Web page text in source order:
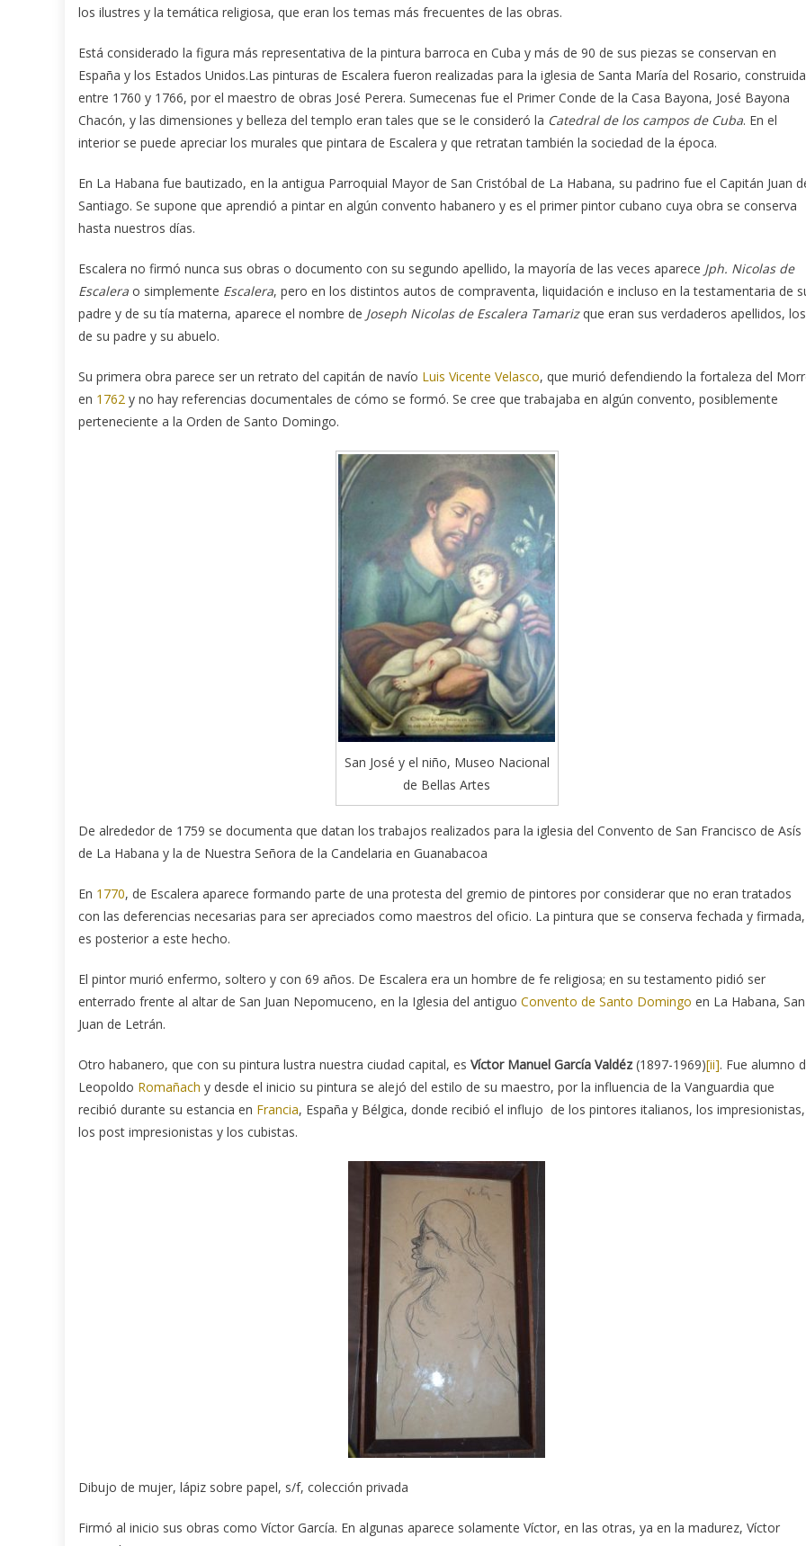
los ilustres y la temática religiosa, que eran los temas más frecuentes de las obras.
Está considerado la figura más representativa de la pintura barroca en Cuba y más de 90 de sus piezas se conservan en
España y los Estados Unidos.Las pinturas de Escalera fueron realizadas para la iglesia de Santa María del Rosario, construida
entre 1760 y 1766, por el maestro de obras José Perera. Sumecenas fue el Primer Conde de la Casa Bayona, José Bayona
Chacón, y las dimensiones y belleza del templo eran tales que se le consideró la Catedral de los campos de Cuba. En el
interior se puede apreciar los murales que pintara de Escalera y que retratan también la sociedad de la época.
En La Habana fue bautizado, en la antigua Parroquial Mayor de San Cristóbal de La Habana, su padrino fue el Capitán Juan
Santiago. Se supone que aprendió a pintar en algún convento habanero y es el primer pintor cubano cuya obra se conserva
hasta nuestros días.
Escalera no firmó nunca sus obras o documento con su segundo apellido, la mayoría de las veces aparece Jph. Nicolas de
Escalera o simplemente Escalera, pero en los distintos autos de compraventa, liquidación e incluso en la testamentaria de
padre y de su tía materna, aparece el nombre de Joseph Nicolas de Escalera Tamarizque eran sus verdaderos apellidos, los
de su padre y su abuelo.
Su primera obra parece ser un retrato del capitán de navío Luis Vicente Velasco, que murió defendiendo la fortaleza del
en 1762 y no hay referencias documentales de cómo se formó. Se cree que trabajaba en algún convento, posiblemente
perteneciente a la Orden de Santo Domingo.
San José y el niño, Museo Nacional
de Bellas Artes
De alrededor de 1759 se documenta que datan los trabajos realizados para la iglesia del Convento de San Francisco de Asís
de La Habana y la de Nuestra Señora de la Candelaria en Guanabacoa
En 1770, de Escalera aparece formando parte de una protesta del gremio de pintores por considerar que no eran tratados
con las deferencias necesarias para ser apreciados como maestros del oficio. La pintura que se conserva fechada y firmada,
es posterior a este hecho.
El pintor murió enfermo, soltero y con 69 años. De Escalera era un hombre de fe religiosa; en su testamento pidió ser
enterrado frente al altar de San Juan Nepomuceno, en la Iglesia del antiguo Convento de Santo Domingo en La Habana, San
Juan de Letrán.
Otro habanero, que con su pintura lustra nuestra ciudad capital, es Víctor Manuel García Valdéz(1897-1969)[ii]. Fue alumno
Leopoldo Romañach y desde el inicio su pintura se alejó del estilo de su maestro, por la influencia de la Vanguardia que
recibió durante su estancia en Francia, España y Bélgica, donde recibió el influjo de los pintores italianos, los impresionistas,
los post impresionistas y los cubistas.
Dibujo de mujer, lápiz sobre papel, s/f, colección privada
Firmó al inicio sus obras como Víctor García. En algunas aparece solamente Víctor, en las otras, ya en la madurez, Víctor